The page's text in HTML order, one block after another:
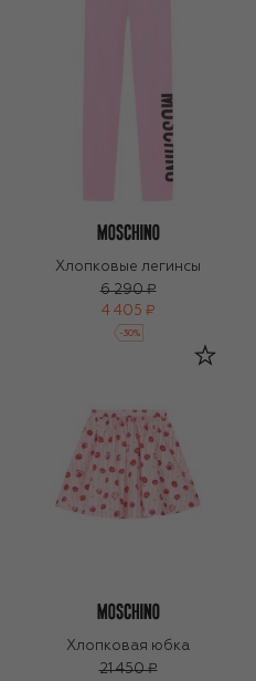
Хлопковые легинсы
6 290 ₽
4 405 ₽
-30%
Хлопковая юбка
21 450 ₽